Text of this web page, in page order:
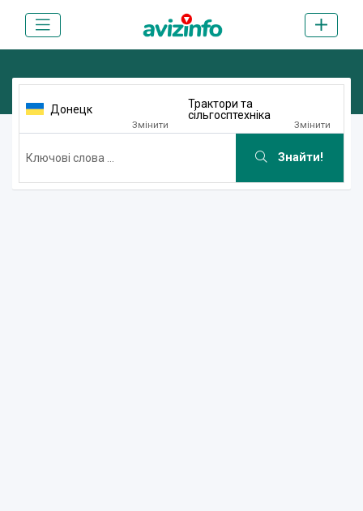
Донецк
Змінити
Трактори та
сільгосптехніка
Змінити
Знайти!